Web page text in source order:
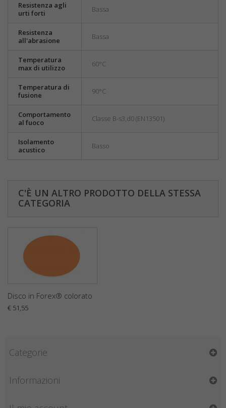
Resistenza agli
urti forti
Bassa
Resistenza
all'abrasione
Bassa
Temperatura
max di utilizzo
60°C
Temperatura di
fusione
90°C
Comportamento
al fuoco
Classe B-s3,d0 (EN13501)
Isolamento
acustico
Basso
C'È UN ALTRO PRODOTTO DELLA STESSA
CATEGORIA
Disco in Forex® colorato
€ 51,55
Categorie
Informazioni